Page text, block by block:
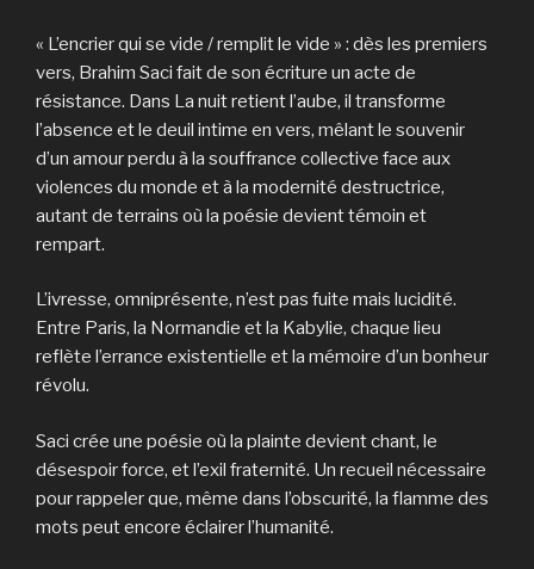
« L’encrier qui se vide / remplit le vide » : dès les premiers
vers, Brahim Saci fait de son écriture un acte de
résistance. Dans La nuit retient l’aube, il transforme
l’absence et le deuil intime en vers, mêlant le souvenir
d’un amour perdu à la souffrance collective face aux
violences du monde et à la modernité destructrice,
autant de terrains où la poésie devient témoin et
rempart.
L’ivresse, omniprésente, n’est pas fuite mais lucidité.
Entre Paris, la Normandie et la Kabylie, chaque lieu
reflète l’errance existentielle et la mémoire d’un bonheur
révolu.
Saci crée une poésie où la plainte devient chant, le
désespoir force, et l’exil fraternité. Un recueil nécessaire
pour rappeler que, même dans l’obscurité, la flamme des
mots peut encore éclairer l’humanité.